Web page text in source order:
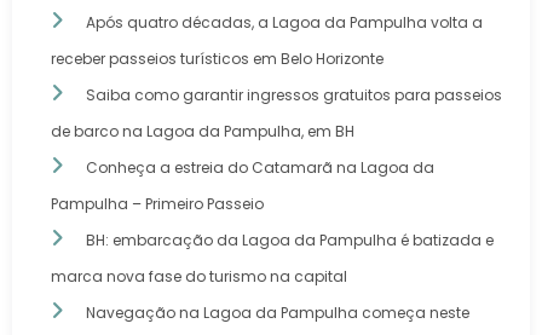
Após quatro décadas, a Lagoa da Pampulha volta a
receber passeios turísticos em Belo Horizonte
Saiba como garantir ingressos gratuitos para passeios
de barco na Lagoa da Pampulha, em BH
Conheça a estreia do Catamarã na Lagoa da
Pampulha – Primeiro Passeio
BH: embarcação da Lagoa da Pampulha é batizada e
marca nova fase do turismo na capital
Navegação na Lagoa da Pampulha começa neste